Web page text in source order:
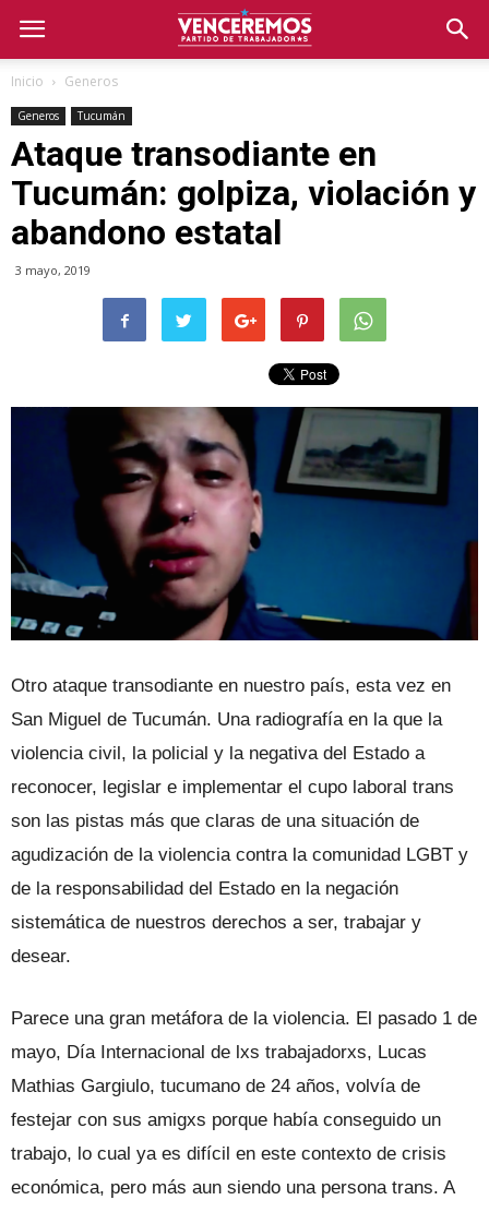
Inicio Generos
Generos Tucumán
Ataque transodiante en
Tucumán: golpiza, violación y
abandono estatal
3 mayo, 2019
Otro ataque transodiante en nuestro país, esta vez en
San Miguel de Tucumán. Una radiografía en la que la
violencia civil, la policial y la negativa del Estado a
reconocer, legislar e implementar el cupo laboral trans
son las pistas más que claras de una situación de
agudización de la violencia contra la comunidad LGBT y
de la responsabilidad del Estado en la negación
sistemática de nuestros derechos a ser, trabajar y
desear.
Parece una gran metáfora de la violencia. El pasado 1 de
mayo, Día Internacional de lxs trabajadorxs, Lucas
Mathias Gargiulo, tucumano de 24 años, volvía de
festejar con sus amigxs porque había conseguido un
trabajo, lo cual ya es difícil en este contexto de crisis
económica, pero más aun siendo una persona trans. A